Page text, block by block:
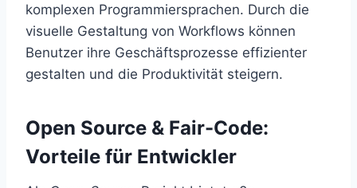
komplexen Programmiersprachen. Durch die
visuelle Gestaltung von Workflows können
Benutzer ihre Geschäftsprozesse effizienter
gestalten und die Produktivität steigern.
Open Source & Fair-Code:
Vorteile für Entwickler